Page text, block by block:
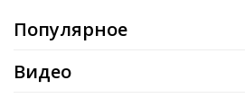
Популярное
Видео